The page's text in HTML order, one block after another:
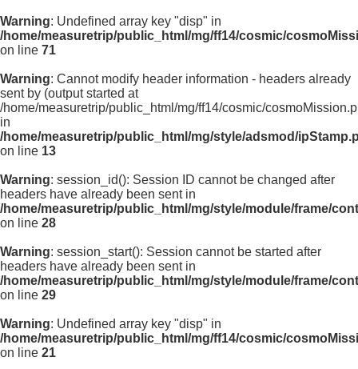
Warning: Undefined array key "disp" in
/home/measuretrip/public_html/mg/ff14/cosmic/
on line 71
Warning: Cannot modify header information - headers already
sent by (output started at
/home/measuretrip/public_html/mg/ff14/cosmic/
in
/home/measuretrip/public_html/mg/style/adsmod/
on line 13
Warning: session_id(): Session ID cannot be changed after
headers have already been sent in
/home/measuretrip/public_html/mg/style/module/frame/
on line 28
Warning: session_start(): Session cannot be started after
headers have already been sent in
/home/measuretrip/public_html/mg/style/module/frame/
on line 29
Warning: Undefined array key "disp" in
/home/measuretrip/public_html/mg/ff14/cosmic/
on line 21